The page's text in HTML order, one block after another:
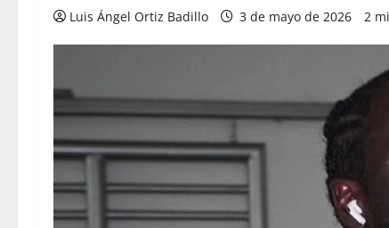
Luis Ángel Ortiz Badillo 3 de mayo de 2026 2